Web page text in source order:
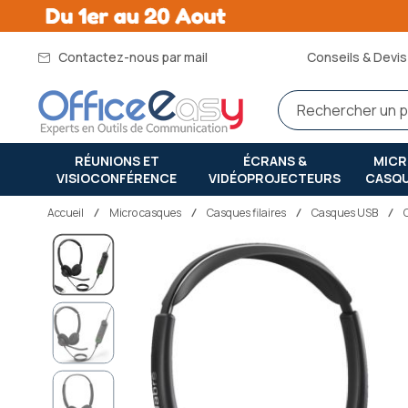
Contactez-nous par mail Conseils &
RÉUNIONS ET
VISIOCONFÉRENCE
ÉCRANS &
VIDÉOPROJECTEURS
Accueil micro casques Casques filaires Casques USB
Passer
fin
de
la
galerie
d’images